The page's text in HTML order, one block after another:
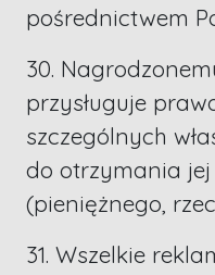
pośrednictwem
30.
przysługuje
szczególnych
do otrzymania
(pieniężnego,
31. Wszelkie